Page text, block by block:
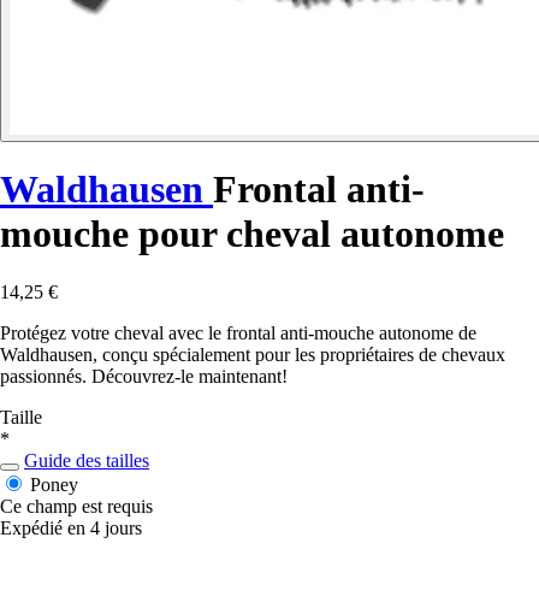
Waldhausen Frontal anti-
mouche pour cheval autonome
14,25 €
Protégez votre cheval avec le frontal anti-mouche autonome de
Waldhausen, conçu spécialement pour les propriétaires de chevaux
passionnés. Découvrez-le maintenant!
Taille
*
Guide des tailles
Poney
Ce champ est requis
Expédié en 4 jours